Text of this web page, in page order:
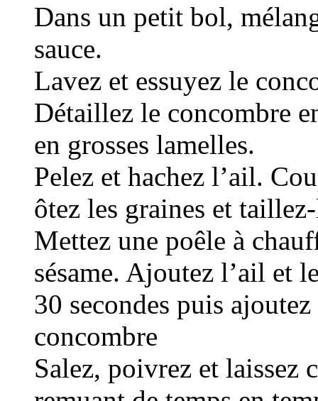
Dans un petit bol,
sauce.
Lavez et essuyez le
Détaillez le concombre
en grosses lamelles.
Pelez et hachez l’ail.
ôtez les graines et
Mettez une poêle à
sésame. Ajoutez l’ail et
30 secondes puis
concombre
Salez, poivrez et laissez